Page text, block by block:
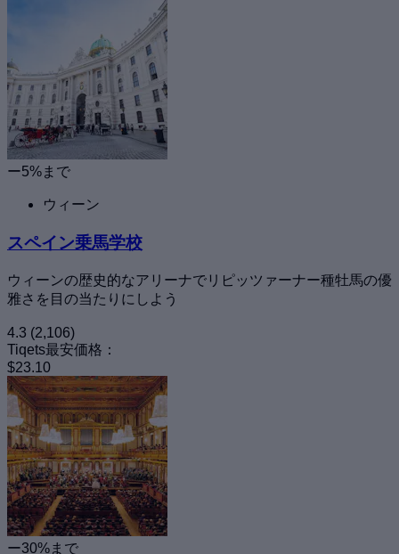
ー5%まで
ウィーン
スペイン乗馬学校
ウィーンの歴史的なアリーナでリピッツァーナー種牡馬の優
雅さを目の当たりにしよう
4.3 (2,106)
Tiqets最安価格：
$23.10
ー30%まで